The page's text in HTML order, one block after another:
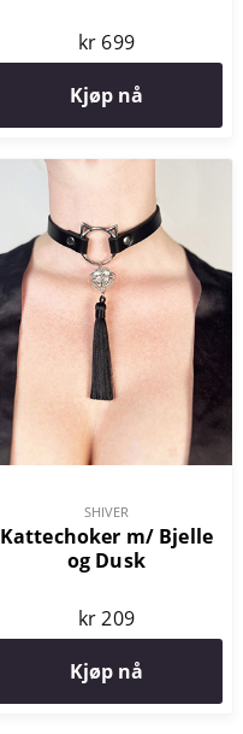
kr 699
Kjøp nå
SHIVER
Kattechoker m/ Bjelle
og Dusk
kr 209
Kjøp nå